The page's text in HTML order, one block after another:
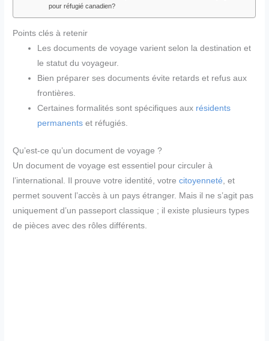
pour réfugié canadien?
Points clés à retenir
Les documents de voyage varient selon la destination et
le statut du voyageur.
Bien préparer ses documents évite retards et refus aux
frontières.
Certaines formalités sont spécifiques aux résidents
permanents et réfugiés.
Qu’est-ce qu’un document de voyage ?
Un document de voyage est essentiel pour circuler à
l’international. Il prouve votre identité, votrecitoyenneté, et
permet souvent l’accès à un pays étranger. Mais il ne s’agit pas
uniquement d’un passeport classique ; il existe plusieurs types
de pièces avec des rôles différents.